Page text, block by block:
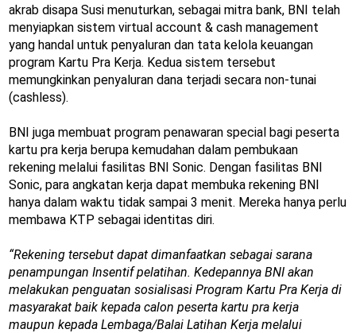
akrab disapa Susi menuturkan, sebagai mitra bank, BNI telah
menyiapkan sistem virtual account & cash management
yang handal untuk penyaluran dan tata kelola keuangan
program Kartu Pra Kerja. Kedua sistem tersebut
memungkinkan penyaluran dana terjadi secara non-tunai
(cashless).
BNI juga membuat program penawaran special bagi peserta
kartu pra kerja berupa kemudahan dalam pembukaan
rekening melalui fasilitas BNI Sonic. Dengan fasilitas BNI
Sonic, para angkatan kerja dapat membuka rekening BNI
hanya dalam waktu tidak sampai 3 menit. Mereka hanya perlu
membawa KTP sebagai identitas diri.
“Rekening tersebut dapat dimanfaatkan sebagai sarana
penampungan Insentif pelatihan. Kedepannya BNI akan
melakukan penguatan sosialisasi Program Kartu Pra Kerja di
masyarakat baik kepada calon peserta kartu pra kerja
maupun kepada Lembaga/Balai Latihan Kerja melalui